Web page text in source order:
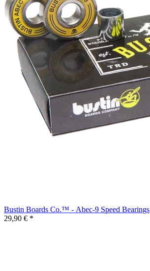
Bustin Boards Co.™ - Abec-9 Speed Bearings
29,90 € *